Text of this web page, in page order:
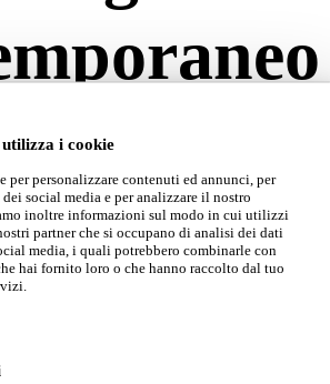
i cookie
personalizzare contenuti ed annunci, per
social media e per analizzare il nostro
inoltre informazioni sul modo in cui utilizzi
partner che si occupano di analisi dei dati
media, i quali potrebbero combinarle con
hai fornito loro o che hanno raccolto dal tuo
Domingo Contract
ignifughi, disponibili in tre
differenti, adatti a soddisfare
abbinare ciascun elemento
a poltrone su basi con schienale
alto o basso.